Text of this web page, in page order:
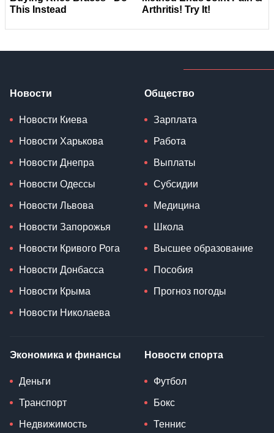
Новости
Новости Киева
Новости Харькова
Новости Днепра
Новости Одессы
Новости Львова
Новости Запорожья
Новости Кривого Рога
Новости Донбасса
Новости Крыма
Новости Николаева
Общество
Зарплата
Работа
Выплаты
Субсидии
Медицина
Школа
Высшее образование
Пособия
Прогноз погоды
Экономика и финансы
Деньги
Транспорт
Недвижимость
Новости спорта
Футбол
Бокс
Теннис